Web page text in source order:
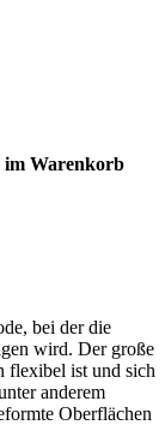
im Warenkorb
bei der die
wird. Der große
flexibel ist und sich
anderem
Oberflächen